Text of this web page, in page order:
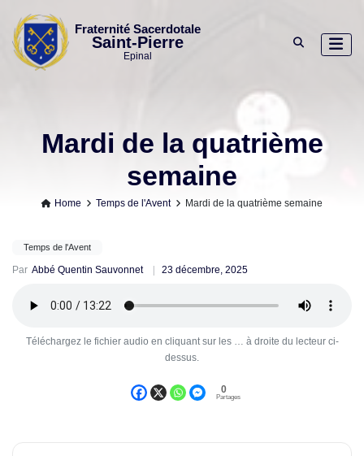
content
Fraternité Sacerdotale
Saint-Pierre
Epinal
Mardi de la quatrième
semaine
Home Temps de l'Avent Mardi de la quatrième semaine
Temps de l'Avent
Par Abbé Quentin Sauvonnet 23 décembre, 2025
Téléchargez le fichier audio en cliquant sur les … à droite du lecteur ci-
dessus.
0
Partages